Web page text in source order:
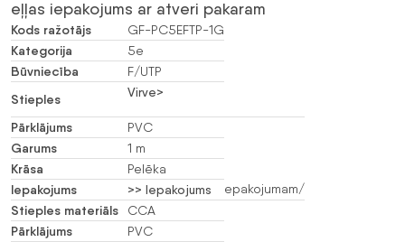
eļļas iepakojums ar atveri pakaram
Kods ražotājs GF-PC5EFTP-1G
Kategorija 5e
Būvniecība F/UTP
Stieples Virve>
Pārklājums PVC
Garums 1 m
Krāsa Pelēka
Iepakojums >> Iepakojums epakojumam/
Stieples materiāls CCA
Pārklājums PVC